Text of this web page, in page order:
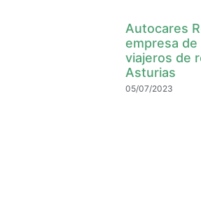
Autocares
empresa
viajeros de
Asturias
05/07/2023